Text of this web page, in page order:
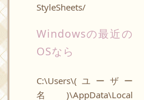
StyleSheets/
Windowsの最近の
OSなら
C:\Users\(ユーザー
名)\AppData\Local